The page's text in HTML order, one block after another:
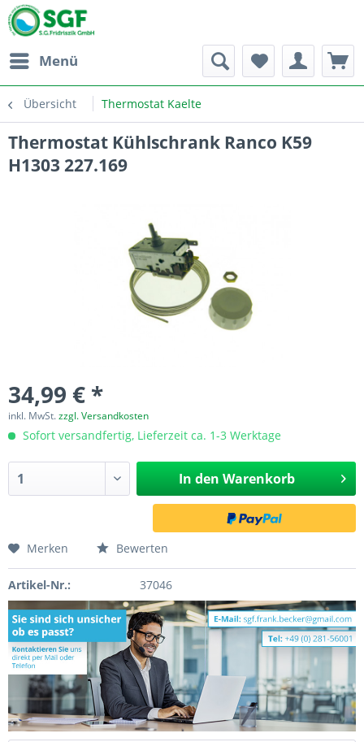
Menü
Übersicht Thermostat Kaelte
Thermostat Kühlschrank Ranco K59
H1303 227.169
34,99 € *
inkl. MwSt.zzgl. Versandkosten
Sofort versandfertig, Lieferzeit ca. 1-3 Werktage
In den Warenkorb
Merken Bewerten
Artikel-Nr.: 37046